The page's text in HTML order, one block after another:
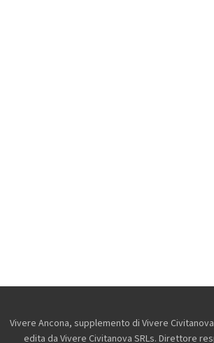
Vivere Ancona, supplemento di Vivere
edita da Vivere Civitanova SRLs. Direttore